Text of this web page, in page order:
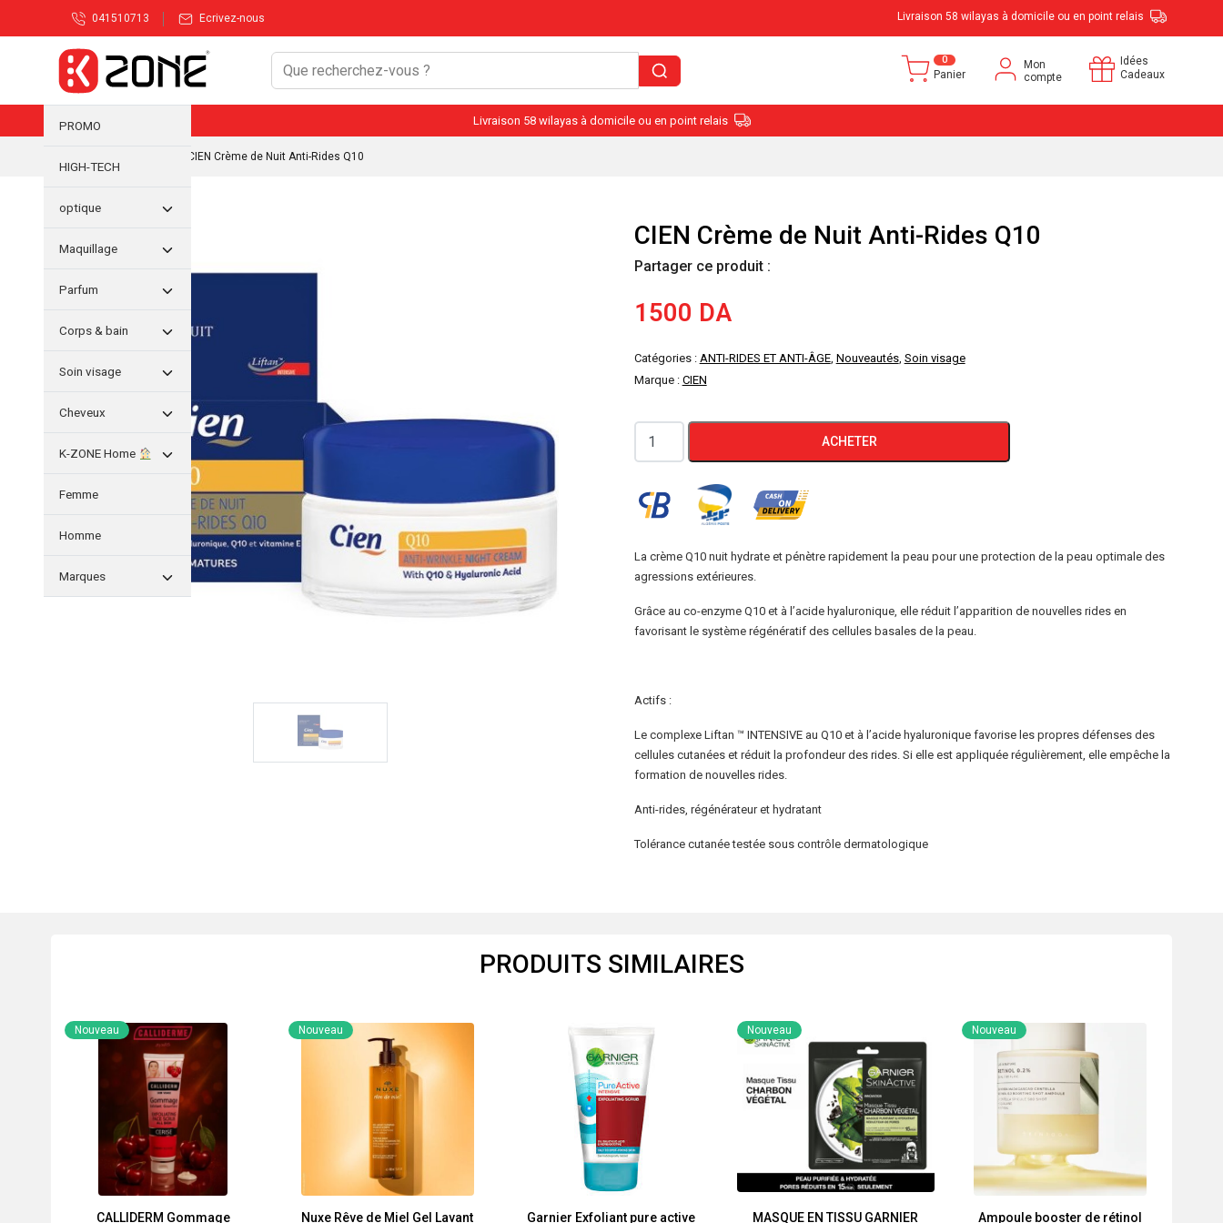
041510713 Ecrivez-nous Livraison 58 wilayas à domicile ou en point relais
0
Panier
Mon
compte
Idées
Cadeaux
PROMO
HIGH-TECH
optique
Maquillage
Parfum
Corps & bain
Soin visage
Cheveux
K-ZONE Home
Femme
Homme
Marques
Livraison 58 wilayas à domicile ou en point relais
/ CIEN Crème de Nuit Anti-Rides Q10
CIEN Crème de Nuit Anti-Rides Q10
Partager ce produit :
1500 DA
Catégories : ANTI-RIDES ET ANTI-ÂGE, Nouveautés, Soin visage
Marque : CIEN
quantité
de
Crème
Nuit
Anti-
Rides
Q10
ACHETER
La crème Q10 nuit hydrate et pénètre rapidement la peau pour une protection de la peau optimale des
agressions extérieures.
Grâce au co-enzyme Q10 et à l’acide hyaluronique, elle réduit l’apparition de nouvelles rides en
favorisant le système régénératif des cellules basales de la peau.
Actifs :
Le complexe Liftan ™ INTENSIVE au Q10 et à l’acide hyaluronique favorise les propres défenses des
cellules cutanées et réduit la profondeur des rides. Si elle est appliquée régulièrement, elle empêche la
formation de nouvelles rides.
Anti-rides, régénérateur et hydratant
Tolérance cutanée testée sous contrôle dermatologique
PRODUITS SIMILAIRES
CALLIDERM Gommage
Nouveau
Nuxe Rêve de Miel Gel Lavant
Nouveau
Garnier Exfoliant pure active
MASQUE EN TISSU GARNIER
Nouveau
Ampoule booster de rétinol
Nouveau